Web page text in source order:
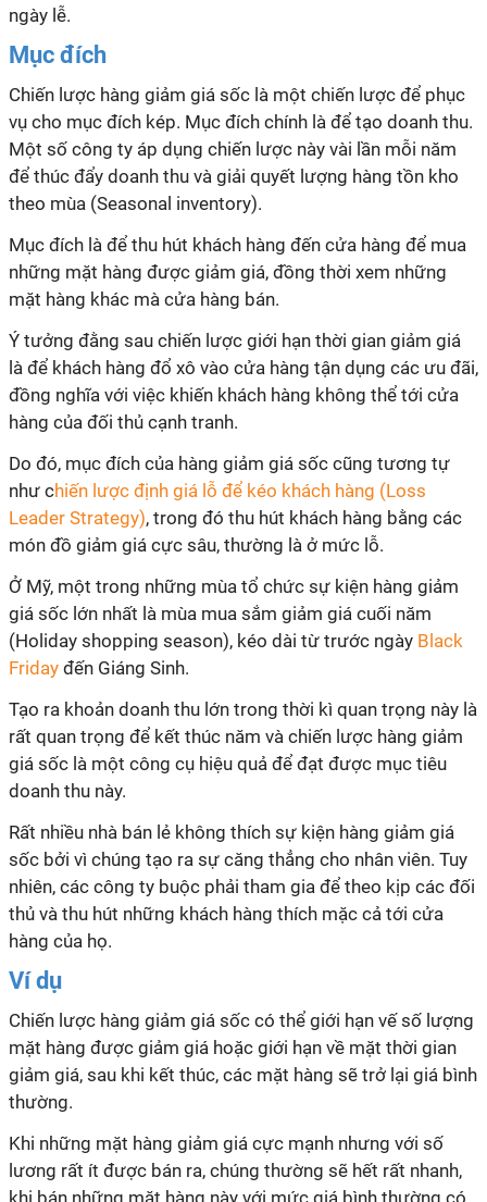
ngày lễ.
Mục đích
Chiến lược hàng giảm giá sốc là một chiến lược để phục
vụ cho mục đích kép. Mục đích chính là để tạo doanh thu.
Một số công ty áp dụng chiến lược này vài lần mỗi năm
để thúc đẩy doanh thu và giải quyết lượng hàng tồn kho
theo mùa (Seasonal inventory).
Mục đích là để thu hút khách hàng đến cửa hàng để mua
những mặt hàng được giảm giá, đồng thời xem những
mặt hàng khác mà cửa hàng bán.
Ý tưởng đằng sau chiến lược giới hạn thời gian giảm giá
là để khách hàng đổ xô vào cửa hàng tận dụng các ưu đãi,
đồng nghĩa với việc khiến khách hàng không thể tới cửa
hàng của đối thủ cạnh tranh.
Do đó, mục đích của hàng giảm giá sốc cũng tương tự
như chiến lược định giá lỗ để kéo khách hàng (Loss
Leader Strategy), trong đó thu hút khách hàng bằng các
món đồ giảm giá cực sâu, thường là ở mức lỗ.
Ở Mỹ, một trong những mùa tổ chức sự kiện hàng giảm
giá sốc lớn nhất là mùa mua sắm giảm giá cuối năm
(Holiday shopping season), kéo dài từ trước ngày Black
Friday đến Giáng Sinh.
Tạo ra khoản doanh thu lớn trong thời kì quan trọng này là
rất quan trọng để kết thúc năm và chiến lược hàng giảm
giá sốc là một công cụ hiệu quả để đạt được mục tiêu
doanh thu này.
Rất nhiều nhà bán lẻ không thích sự kiện hàng giảm giá
sốc bởi vì chúng tạo ra sự căng thẳng cho nhân viên. Tuy
nhiên, các công ty buộc phải tham gia để theo kịp các đối
thủ và thu hút những khách hàng thích mặc cả tới cửa
hàng của họ.
Ví dụ
Chiến lược hàng giảm giá sốc có thể giới hạn vế số lượng
mặt hàng được giảm giá hoặc giới hạn về mặt thời gian
giảm giá, sau khi kết thúc, các mặt hàng sẽ trở lại giá bình
thường.
Khi những mặt hàng giảm giá cực mạnh nhưng với số
lương rất ít được bán ra, chúng thường sẽ hết rất nhanh,
khi bán những mặt hàng này với mức giá bình thường có